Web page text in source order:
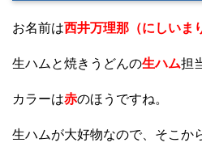
お名前は西井万理那（にしいま
生ハムと焼きうどんの生ハム担
カラーは赤のほうですね。
生ハムが大好物なので、そこか